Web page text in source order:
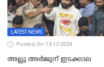
LATEST NEWS
Posted On 13-12-2024
അല്ലു അർജുന് ഇടക്കാല